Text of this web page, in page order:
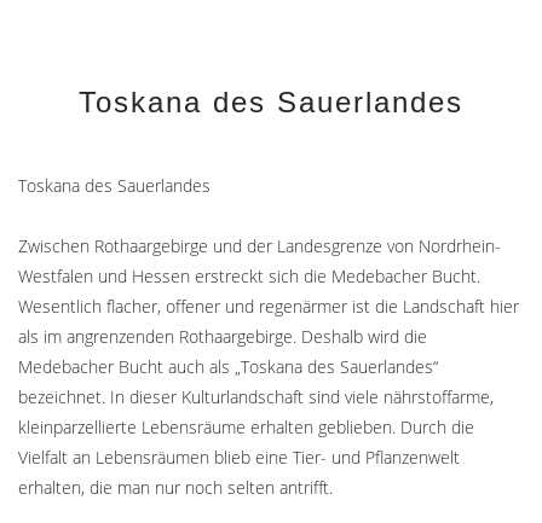
Toskana des Sauerlandes
Toskana des Sauerlandes
Zwischen Rothaargebirge und der Landesgrenze von Nordrhein-
Westfalen und Hessen erstreckt sich die Medebacher Bucht.
Wesentlich flacher, offener und regenärmer ist die Landschaft hier
als im angrenzenden Rothaargebirge. Deshalb wird die
Medebacher Bucht auch als „Toskana des Sauerlandes“
bezeichnet. In dieser Kulturlandschaft sind viele nährstoffarme,
kleinparzellierte Lebensräume erhalten geblieben. Durch die
Vielfalt an Lebensräumen blieb eine Tier- und Pflanzenwelt
erhalten, die man nur noch selten antrifft.